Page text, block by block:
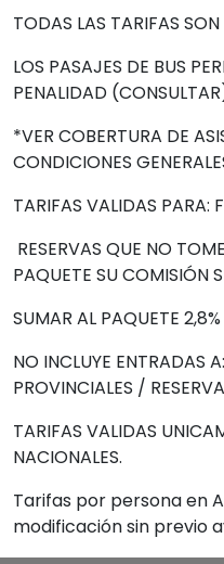
TODAS LAS TARIFAS
LOS PASAJES DE BUS
PENALIDAD
*VER COBERTURA DE
CONDICIONES
TARIFAS VALIDAS PARA:
RESERVAS QUE NO
PAQUETE SU COMISIÓN
SUMAR AL PAQUETE
NO INCLUYE ENTRADAS
PROVINCIALES /
TARIFAS VALIDAS
NACIONALES.
Tarifas por persona en
modificación sin previo